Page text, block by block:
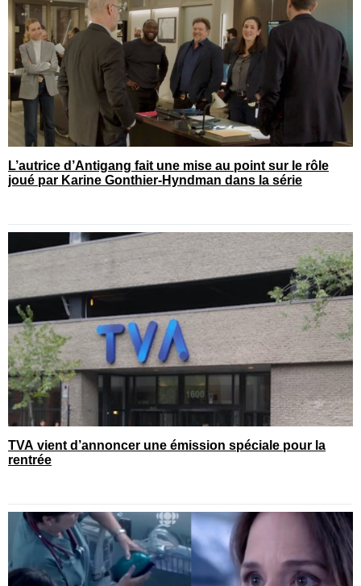
L’autrice d’Antigang fait une mise au point sur le rôle
joué par Karine Gonthier-Hyndman dans la série
TVA vient d’annoncer une émission spéciale pour la
rentrée